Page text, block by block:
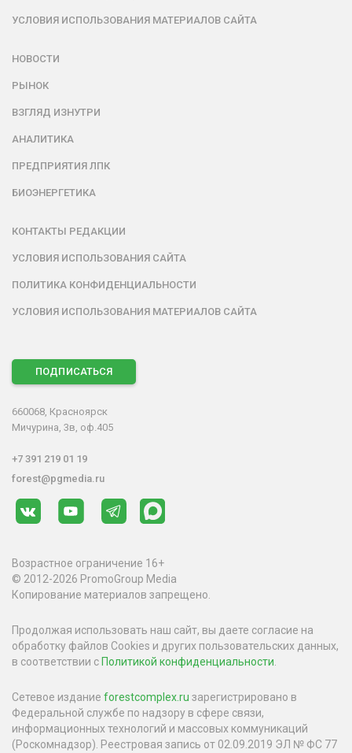
УСЛОВИЯ ИСПОЛЬЗОВАНИЯ МАТЕРИАЛОВ САЙТА
НОВОСТИ
РЫНОК
ВЗГЛЯД ИЗНУТРИ
АНАЛИТИКА
ПРЕДПРИЯТИЯ ЛПК
БИОЭНЕРГЕТИКА
КОНТАКТЫ РЕДАКЦИИ
УСЛОВИЯ ИСПОЛЬЗОВАНИЯ САЙТА
ПОЛИТИКА КОНФИДЕНЦИАЛЬНОСТИ
УСЛОВИЯ ИСПОЛЬЗОВАНИЯ МАТЕРИАЛОВ САЙТА
ПОДПИСАТЬСЯ
660068, Красноярск
Мичурина, 3в, оф.405
+7 391 219 01 19
forest@pgmedia.ru
Возрастное ограничение 16+
© 2012-2026 PromoGroup Media
Копирование материалов запрещено.
Продолжая использовать наш сайт, вы даете согласие на
обработку файлов Cookies и других пользовательских данных,
в соответствии с Политикой конфиденциальности
Сетевое издание forestcomplex.ru зарегистрировано в
Федеральной службе по надзору в сфере связи,
информационных технологий и массовых коммуникаций
(Роскомнадзор). Реестровая запись от 02.09.2019 ЭЛ № ФС 77